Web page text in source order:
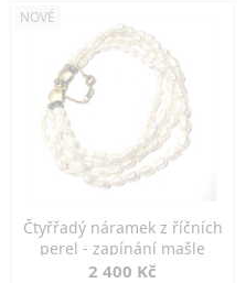
NOVÉ
Čtyřřadý náramek z říčních
perel - zapínání mašle
2 400 Kč